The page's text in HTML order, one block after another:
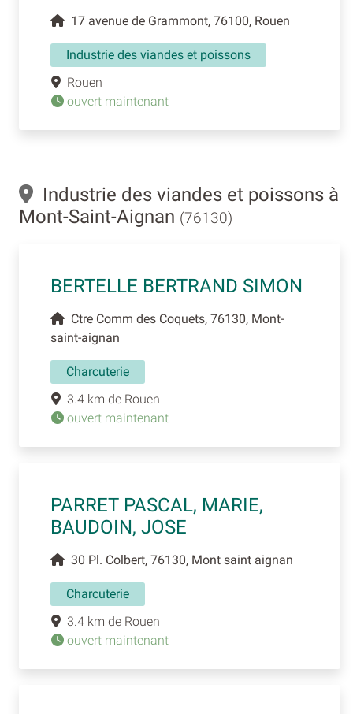
17 avenue de Grammont, 76100, Rouen
Industrie des viandes et poissons
Rouen
ouvert maintenant
Industrie des viandes et poissons à
Mont-Saint-Aignan (76130)
BERTELLE BERTRAND SIMON
Ctre Comm des Coquets, 76130, Mont-
saint-aignan
Charcuterie
3.4 km de Rouen
ouvert maintenant
PARRET PASCAL, MARIE,
BAUDOIN, JOSE
30 Pl. Colbert, 76130, Mont saint aignan
Charcuterie
3.4 km de Rouen
ouvert maintenant